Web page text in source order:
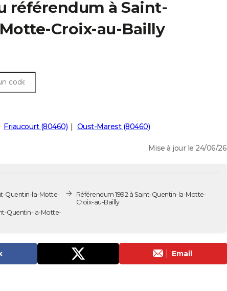
référendum à Saint-
Croix-au-Bailly
Friaucourt (80460) Oust-Marest (80460)
Mise à jour le 24/06/26
Quentin-la-Motte-
Quentin-la-Motte-
Référendum 1992 à Saint-Quentin-la-Motte-
Croix-au-Bailly
Email